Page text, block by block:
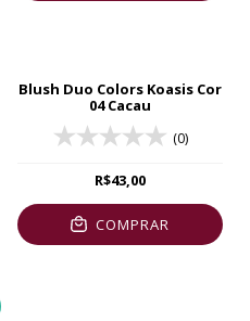
Blush Duo Colors Koasis Cor
04 Cacau
(0)
R$43,00
COMPRAR